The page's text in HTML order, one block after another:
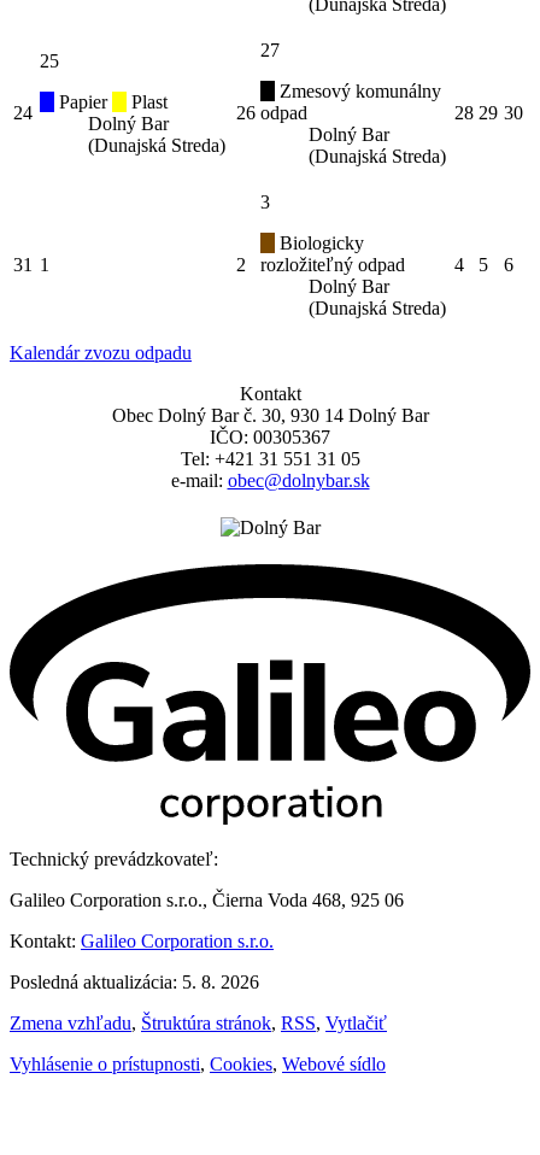
(Dunajská Streda)
24
25
Papier
Plast
Dolný Bar
(Dunajská Streda)
26
27
Zmesový komunálny
odpad
Dolný Bar
(Dunajská Streda)
28 29 30
31 1 2
3
Biologicky
rozložiteľný odpad
Dolný Bar
(Dunajská Streda)
4 5 6
Kalendár zvozu odpadu
Kontakt
Obec Dolný Bar č. 30, 930 14 Dolný Bar
IČO: 00305367
Tel: +421 31 551 31 05
e-mail: obec@dolnybar.sk
Technický prevádzkovateľ:
Galileo Corporation s.r.o., Čierna Voda 468, 925 06
Kontakt: Galileo Corporation s.r.o.
Posledná aktualizácia: 5. 8. 2026
Zmena vzhľadu, Štruktúra stránok, RSS, Vytlačiť
Vyhlásenie o prístupnosti, Cookies, Webové sídlo